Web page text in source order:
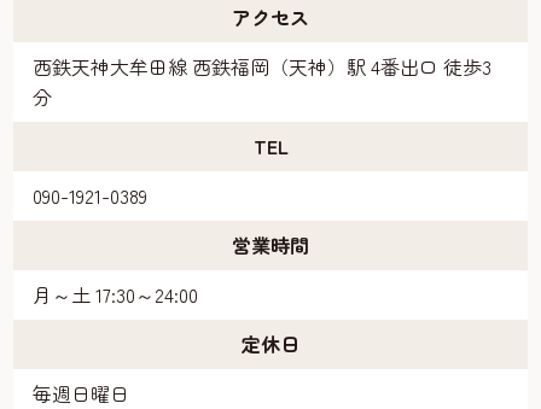
アクセス
西鉄天神大牟田線 西鉄福岡（天神）駅 4番出口 徒歩3
分
TEL
090-1921-0389
営業時間
月～土 17:30～24:00
定休日
毎週日曜日